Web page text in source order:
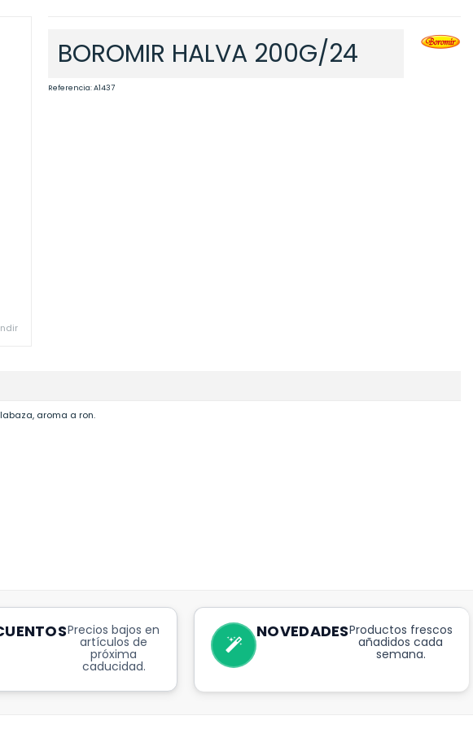
BOROMIR HALVA 200G/24
Referencia:A1437
aroma a ron.
Precios bajos en
artículos de
próxima
caducidad.
NOVEDADESProductos frescos
añadidos cada
semana.